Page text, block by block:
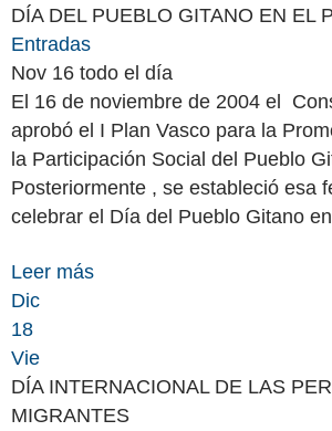
DÍA DEL PUEBLO GITANO EN EL
Entradas
Nov 16 todo el día
El 16 de noviembre de 2004 el
aprobó el I Plan Vasco para la
la Participación Social del Pueblo
Posteriormente , se estableció esa
celebrar el Día del Pueblo Gitano
Leer más
Dic
18
Vie
DÍA INTERNACIONAL DE LAS
MIGRANTES